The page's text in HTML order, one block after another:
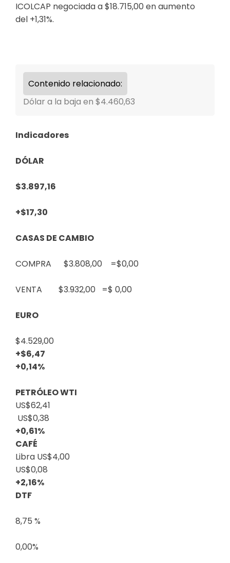
ICOLCAP negociada a $18.715,00 en aumento
del +1,31%.
Contenido relacionado:
Dólar a la baja en $4.460,63
Indicadores
DÓLAR
$3.897,16
+$17,30
CASAS DE CAMBIO
COMPRA $3.808,00 =$0,00
VENTA $3.932,00 =$ 0,00
EURO
$4.529,00
+$6,47
+0,14%
PETRÓLEO WTI
US$62,41
US$0,38
+0,61%
CAFÉ
Libra US$4,00
US$0,08
+2,16%
DTF
8,75 %
0,00%